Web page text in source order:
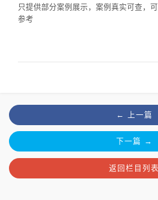
只提供部分案例展示，案例真实可查，
参考
← 上一篇
下一篇 →
返回栏目列表